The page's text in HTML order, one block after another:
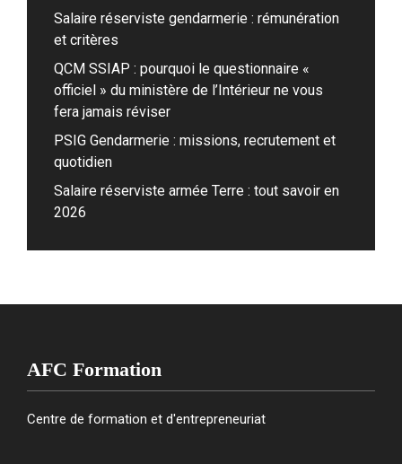
Salaire réserviste gendarmerie : rémunération
et critères
QCM SSIAP : pourquoi le questionnaire «
officiel » du ministère de l’Intérieur ne vous
fera jamais réviser
PSIG Gendarmerie : missions, recrutement et
quotidien
Salaire réserviste armée Terre : tout savoir en
2026
AFC Formation
Centre de formation et d'entrepreneuriat